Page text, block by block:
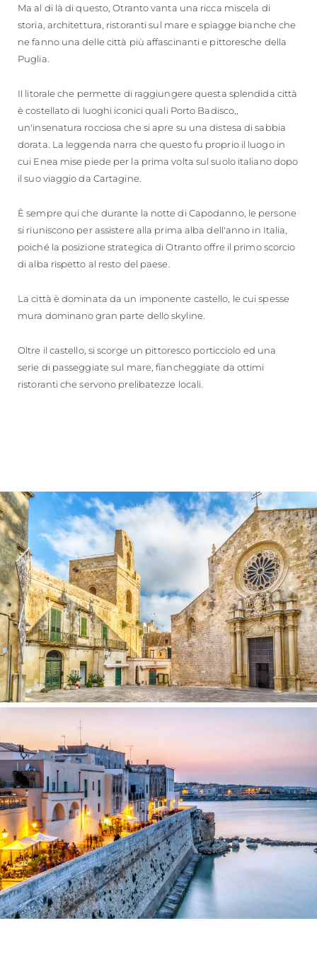
Ma al di là di questo, Otranto vanta una ricca miscela di
storia, architettura, ristoranti sul mare e spiagge bianche che
ne fanno una delle città più affascinanti e pittoresche della
Puglia.
Il litorale che permette di raggiungere questa splendida città
è costellato di luoghi iconici quali Porto Badisco,,
un'insenatura rocciosa che si apre su una distesa di sabbia
dorata. La leggenda narra che questo fu proprio il luogo in
cui Enea mise piede per la prima volta sul suolo italiano dopo
il suo viaggio da Cartagine.
È sempre qui che durante la notte di Capodanno, le persone
si riuniscono per assistere alla prima alba dell'anno in Italia,
poiché la posizione strategica di Otranto offre il primo scorcio
di alba rispetto al resto del paese.
La città è dominata da un imponente castello, le cui spesse
mura dominano gran parte dello skyline.
Oltre il castello, si scorge un pittoresco porticciolo ed una
serie di passeggiate sul mare, fiancheggiate da ottimi
ristoranti che servono prelibatezze locali.